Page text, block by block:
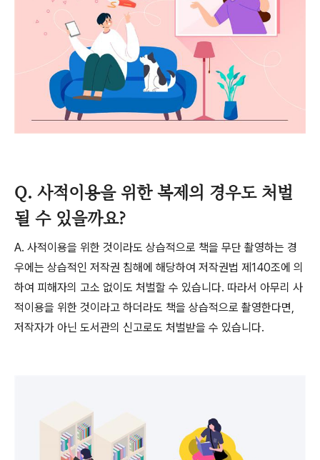
Q. 사적이용을 위한 복제의 경우도 처벌
될 수 있을까요?
A. 사적이용을 위한 것이라도 상습적으로 책을 무단 촬영하는 경
우에는 상습적인 저작권 침해에 해당하여 저작권법 제 140조에 의
하여 피해자의 고소 없이도 처벌할 수 있습니다. 따라서 아무리 사
적이용을 위한 것이라고 하더라도 책을 상습적으로 촬영한다면,
저작자가 아닌 도서관의 신고로도 처벌받을 수 있습니다.